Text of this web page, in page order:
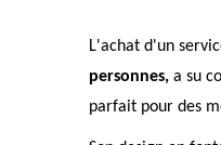
L'achat d'un
personnes, a su
parfait pour des